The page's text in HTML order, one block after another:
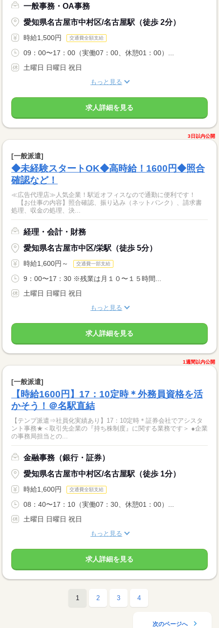
一般事務・OA事務
愛知県名古屋市中村区/名古屋駅（徒歩 2分）
時給1,500円 交通費全額支給
09：00〜17：00（実働07：00、休憩01：00）...
土曜日 日曜日 祝日
もっと見る
求人詳細を見る
3日以内公開
[一般派遣]
◆未経験スタートOK◆高時給！1600円◆照合
確認など！
≪広告代理店≫人気企業！駅近オフィスなので通勤に便利です！
【お仕事の内容】照合確認、振り込み（ネットバンク）、請求書
処理、収金の処理、決...
経理・会計・財務
愛知県名古屋市中区/栄駅（徒歩 5分）
時給1,600円～ 交通費一部支給
9：00〜17：30 ※残業は月１０〜１５時間...
土曜日 日曜日 祝日
もっと見る
求人詳細を見る
1週間以内公開
[一般派遣]
【時給1600円】17：10定時＊外務員資格を活
かそう！＠名駅直結
【テンプ派遣⇒社員化実績あり】17：10定時＊証券会社でアシスタ
ント事務★＜取引先企業の『持ち株制度』に関する業務です＞ ●企業
の事務局担当との...
金融事務（銀行・証券）
愛知県名古屋市中村区/名古屋駅（徒歩 1分）
時給1,600円 交通費全額支給
08：40〜17：10（実働07：30、休憩01：00）...
土曜日 日曜日 祝日
もっと見る
求人詳細を見る
1 2 3 4
次のページへ